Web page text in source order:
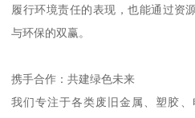
履行环境责任的表现，也能通过资
与环保的双赢。
携手合作：共建绿色未来
我们专注于各类废旧金属、塑胶